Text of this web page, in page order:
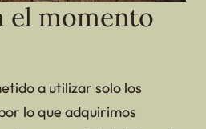
el momento
a utilizar solo los
lo que adquirimos